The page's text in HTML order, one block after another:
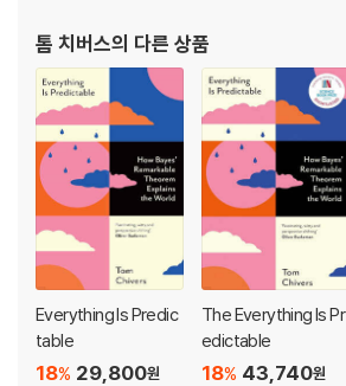
톰 치버스의 다른 상품
Everything Is Predic
table
29,800원
18%
The Everything Is Pr
edictable
43,740원
18%